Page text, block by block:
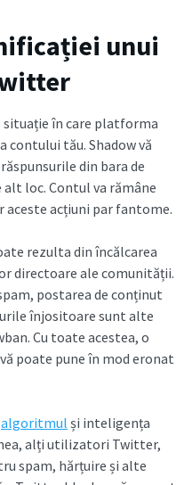
unui
situație în care platforma
tău. Shadow vă
din bara de
loc. Contul va rămâne
acțiuni par fantome.
rezulta din încălcarea
directoare ale comunității.
postarea de conținut
înjositoare sunt alte
Cu toate acestea, o
poate pune în mod eronat
algoritmul și inteligența
alți utilizatori Twitter,
spam, hărțuire și alte